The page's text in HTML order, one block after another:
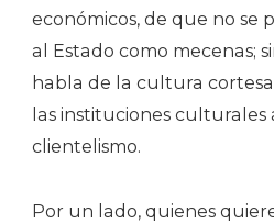
económicos, de que no se
al Estado como mecenas;
habla de la cultura
las instituciones culturales
clientelismo.
Por un lado, quienes